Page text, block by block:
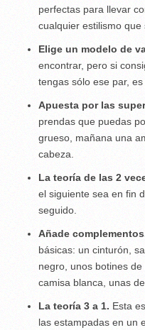
perfectas para llevar
cualquier estilismo que
Elige un modelo de
encontrar, pero si
tengas sólo ese par,
Apuesta por las
prendas que puedas
grueso, mañana una
cabeza.
La teoría de las 2
el siguiente sea en fin
seguido.
Añade
básicas: un cinturón,
negro, unos botines
camisa blanca, unas
La teoría 3 a 1. Esta
las estampadas en un